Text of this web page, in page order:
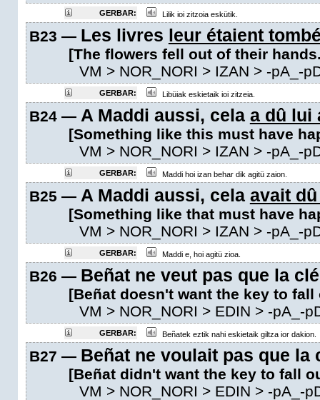
GERBAR: Lilik ioi zitzoia eskütik.
B23 — Les livres leur étaient
[The flowers fell out of their
VM > NOR_NORI > IZAN > -pA_-
GERBAR: Libüiak eskietaik ioi zitzeia.
B24 — A Maddi aussi, cela a dû lui
[Something like this must have
VM > NOR_NORI > IZAN > -pA_-
GERBAR: Maddi hoi izan behar dik agitü zaion.
B25 — A Maddi aussi, cela avait
[Something like that must have
VM > NOR_NORI > IZAN > -pA_-
GERBAR: Maddi e, hoi agitü zioa.
B26 — Beñat ne veut pas que la
[Beñat doesn't want the key to
VM > NOR_NORI > EDIN > -pA_-
GERBAR: Beñatek eztik nahi eskietaik giltza ior dakion.
B27 — Beñat ne voulait pas que la
[Beñat didn't want the key to fall
VM > NOR_NORI > EDIN > -pA_-